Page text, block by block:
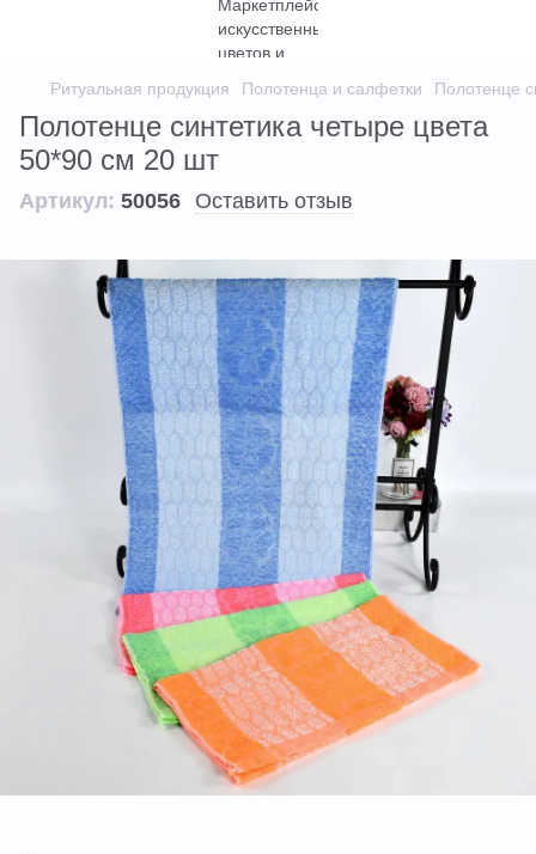
Ритуальная продукция Полотенца и салфетки Полотенце
Полотенце синтетика четыре цвета
50*90 см 20 шт
Артикул: 50056 Оставить отзыв